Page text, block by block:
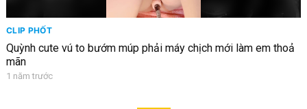
CLIP PHỐT
Quỳnh cute vú to bướm múp phải máy chịch mới làm em thoả
mãn
1 năm trước